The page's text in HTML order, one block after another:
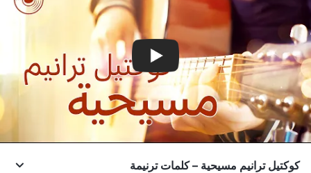
كوكتيل ترانيم مسيحية – كلمات ترنيمة